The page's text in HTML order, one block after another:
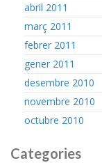
abril 2011
març 2011
febrer 2011
gener 2011
desembre 2010
novembre 2010
octubre 2010
Categories